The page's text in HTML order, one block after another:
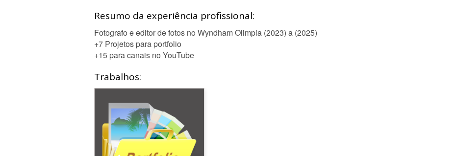
Resumo da experiência profissional:
Fotografo e editor de fotos no Wyndham Olimpia (2023) a (2025)
+7 Projetos para portfolio
+15 para canais no YouTube
Trabalhos: